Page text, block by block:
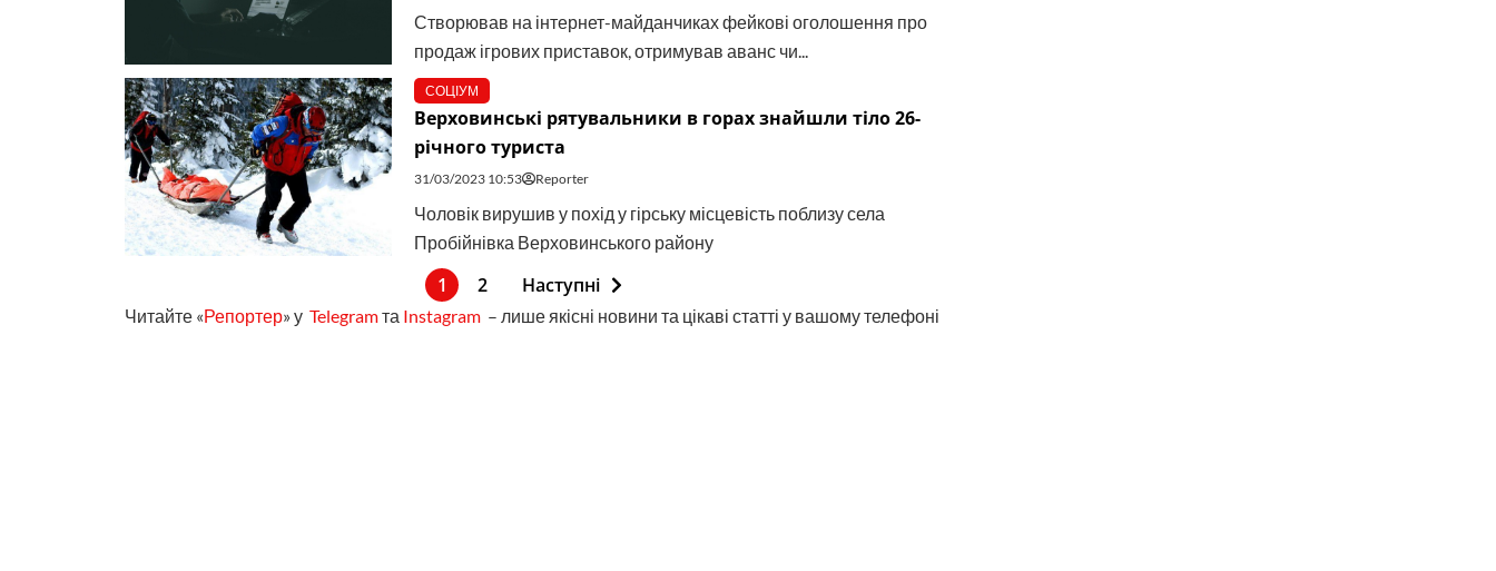
Створював на інтернет-майданчиках фейкові оголошення про
продаж ігрових приставок, отримував аванс чи...
СОЦІУМ
Верховинські рятувальники в горах знайшли тіло 26-
річного туриста
31/03/2023 10:53 Reporter
Чоловік вирушив у похід у гірську місцевість поблизу села
Пробійнівка Верховинського району
1 2 Наступні
Читайте «Репортер» у Telegramта Instagram – лише якісні новини та цікаві статті у вашому телефоні